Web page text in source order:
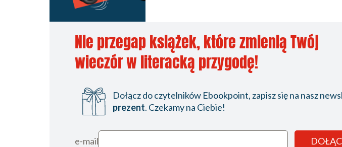
Nie przegap książek, które zmienią Twój
wieczór w literacką przygodę!
Dołącz do czytelników Ebookpoint, zapisz się na nasz
prezent. Czekamy na Ciebie!
e-mail